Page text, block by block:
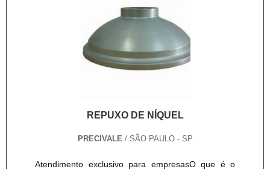
metálica de forma volumétrica, oca, previamente
definida. Os materiais responsáveis por faze.
REPUXO DE NÍQUEL
PRECIVALE / SÃO PAULO - SP
Atendimento exclusivo para empresasO que é o